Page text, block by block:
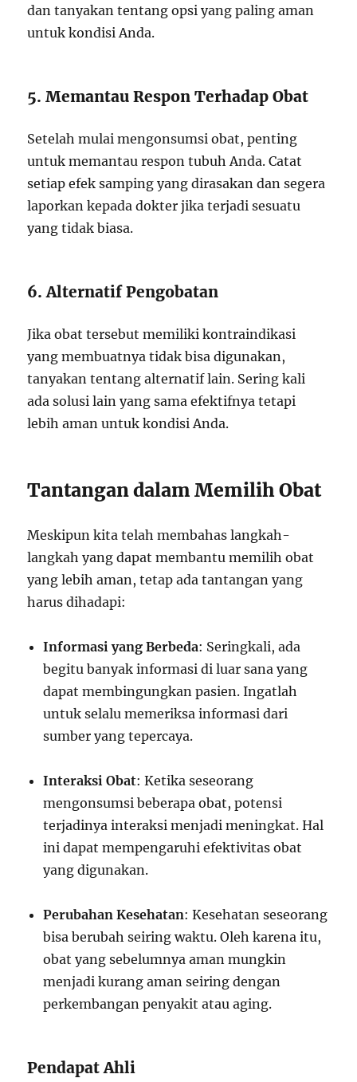
dan tanyakan tentang opsi yang paling aman
untuk kondisi Anda.
5. Memantau Respon Terhadap Obat
Setelah mulai mengonsumsi obat, penting
untuk memantau respon tubuh Anda. Catat
setiap efek samping yang dirasakan dan segera
laporkan kepada dokter jika terjadi sesuatu
yang tidak biasa.
6. Alternatif Pengobatan
Jika obat tersebut memiliki kontraindikasi
yang membuatnya tidak bisa digunakan,
tanyakan tentang alternatif lain. Sering kali
ada solusi lain yang sama efektifnya tetapi
lebih aman untuk kondisi Anda.
Tantangan dalam Memilih Obat
Meskipun kita telah membahas langkah-
langkah yang dapat membantu memilih obat
yang lebih aman, tetap ada tantangan yang
harus dihadapi:
Informasi yang Berbeda: Seringkali, ada
begitu banyak informasi di luar sana yang
dapat membingungkan pasien. Ingatlah
untuk selalu memeriksa informasi dari
sumber yang tepercaya.
Interaksi Obat: Ketika seseorang
mengonsumsi beberapa obat, potensi
terjadinya interaksi menjadi meningkat. Hal
ini dapat mempengaruhi efektivitas obat
yang digunakan.
Perubahan Kesehatan: Kesehatan seseorang
bisa berubah seiring waktu. Oleh karena itu,
obat yang sebelumnya aman mungkin
menjadi kurang aman seiring dengan
perkembangan penyakit atau aging.
Pendapat Ahli